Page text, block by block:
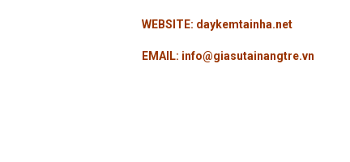
WEBSITE: daykemtainha.net
EMAIL: info@giasutainangtre.vn